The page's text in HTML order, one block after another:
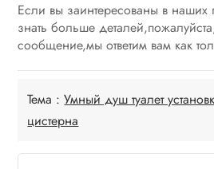
Если вы заинтересованы в наших
знать больше
сообщение,мы ответим вам как
Тема :Умный душ туалет
цистерна